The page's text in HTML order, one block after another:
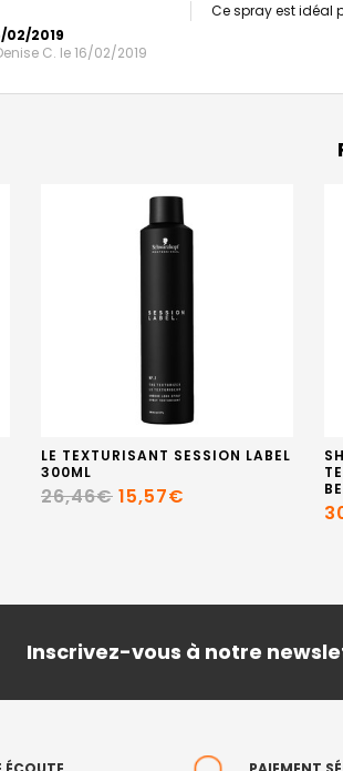
02/2019
C. le 16/02/2019
Ce spray est idéal
LE TEXTURISANT SESSION LABEL
300ML
26,46€ 15,57€
Inscrivez-vous à notre